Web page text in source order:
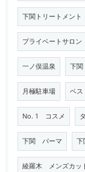
下関トリートメント
プライベートサロン
一ノ俣温泉 下
月極駐車場 ベス
No. 1 コスメ
下関 パーマ
綾羅木 メンズカッ